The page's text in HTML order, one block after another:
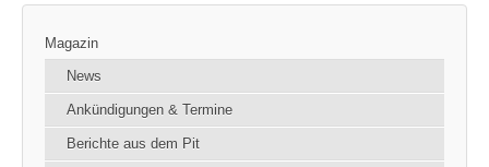
Magazin
News
Ankündigungen & Termine
Berichte aus dem Pit